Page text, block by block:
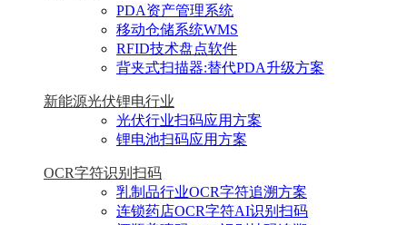
PDA资产管理系统
移动仓储系统WMS
RFID技术盘点软件
背夹式扫描器:替代PDA升级方案
新能源光伏锂电行业
光伏行业扫码应用方案
锂电池扫码应用方案
OCR字符识别扫码
乳制品行业OCR字符追溯方案
连锁药店OCR字符AI识别扫码